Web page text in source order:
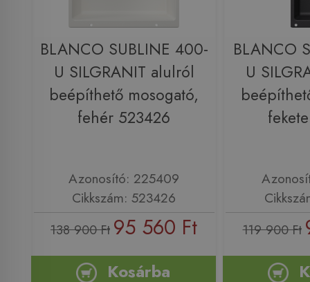
BLANCO SUBLINE 400-
U SILGRANIT alulról
beépíthető mosogató,
fehér 523426
Azonosító: 225409
Cikkszám: 523426
138 900 Ft 95 560 Ft
Kosárba
BLANCO
U
119 900 Ft